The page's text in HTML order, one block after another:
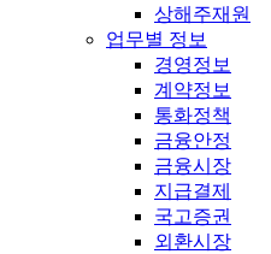
상해주재원
업무별 정보
경영정보
계약정보
통화정책
금융안정
금융시장
지급결제
국고증권
외환시장